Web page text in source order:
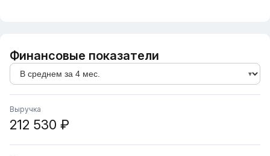
Финансовые показатели
Выручка
212 530 ₽